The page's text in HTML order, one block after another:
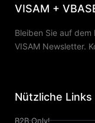
VISAM +
Bleiben Sie auf
VISAM Newsletter.
Nützliche Links
B2B Only!